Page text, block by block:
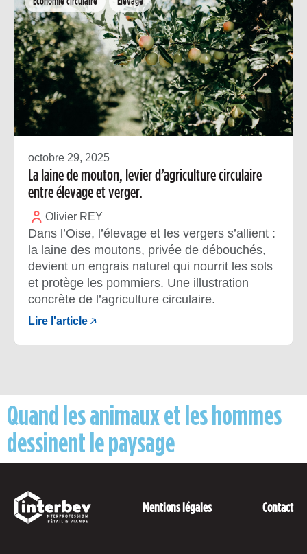
octobre 29, 2025
La laine de mouton, levier d’agriculture circulaire
entre élevage et verger.
Olivier REY
Dans l’Oise, l’élevage et les vergers s’allient :
la laine des moutons, privée de débouchés,
devient un engrais naturel qui nourrit les sols
et protège les pommiers. Une illustration
concrète de l’agriculture circulaire.
Lire l'article
Quand les animaux et les hommes
dessinent le paysage
Mentions légales Contact